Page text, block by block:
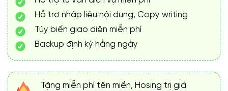
Hỗ trợ nhập liệu nội dung, Copy writing
Tùy biến giao diện miễn phí
Backup định kỳ hằng ngày
Tặng miễn phí tên miền, Hosing trị giá